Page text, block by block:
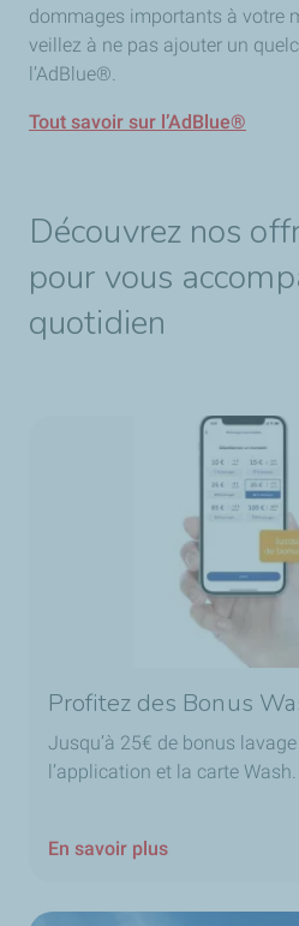
dommages importants à votre
veillez à ne pas ajouter un
l’AdBlue®.
Tout savoir sur l’AdBlue®
Découvrez nos
pour vous
quotidien
Profitez des Bonus
Jusqu’à 25€ de bonus
l’application et la carte Wash.
En savoir plus